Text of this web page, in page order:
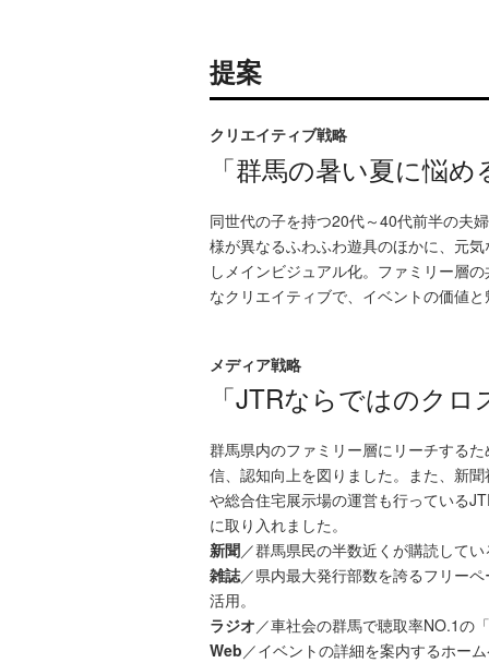
提案
クリエイティブ戦略
「群馬の暑い夏に悩
同世代の子を持つ20代～40代前半の夫
様が異なるふわふわ遊具のほかに、元
しメインビジュアル化。ファミリー層
なクリエイティブで、イベントの価値
メディア戦略
「JTRならではのク
群馬県内のファミリー層にリーチする
信、認知向上を図りました。また、新
や総合住宅展示場の運営も行っている
に取り入れました。
新聞／群馬県民の半数近くが購読して
雑誌／県内最大発行部数を誇るフリー
活用。
ラジオ／車社会の群馬で聴取率NO.1の
Web／イベントの詳細を案内するホー